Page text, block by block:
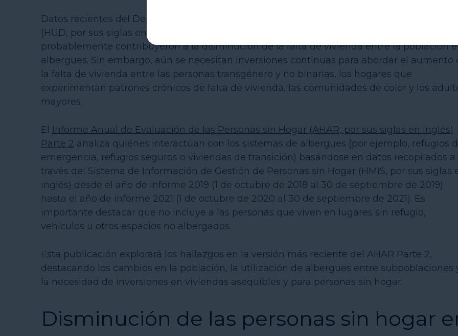
Datos recientes del Departamento de Vivienda y Desarrollo Urbano de los Estados Unidos
(HUD, por sus siglas en inglés) muestran que las medidas federales de alivio por COVID-19
probablemente contribuyeron a la disminución de la falta de vivienda entre la población
albergues. Sin embargo, aún se necesitan inversiones continuas para abordar el aumento
la falta de vivienda entre las personas transgénero y no binarias, los hogares que
experimentan patrones crónicos de falta de vivienda, las comunidades de color y los
mayores.
El Informe Anual de Evaluación de las Personas sin Hogar (AHAR, por sus siglas en inglés)
Parte 2 analiza quiénes interactúan con los sistemas de albergues (por ejemplo, refugios
emergencia, refugios seguros o viviendas de transición) basándose en datos recopilados a
través del Sistema de Información de Gestión de Personas sin Hogar (HMIS, por sus siglas
inglés) desde el año de informe 2019 (1 de octubre de 2018 al 30 de septiembre de 2019)
hasta el año de informe 2021 (1 de octubre de 2020 al 30 de septiembre de 2021). Es
importante destacar que no incluye a las personas que viven en lugares sin refugio,
vehículos u otros espacios no albergados.
Esta publicación explorará los hallazgos en la versión más reciente del AHAR Parte 2,
destacando los cambios en la población, la utilización de albergues entre subpoblaciones
la necesidad de inversiones en viviendas asequibles y para personas sin hogar.
Disminución de las personas sin hogar